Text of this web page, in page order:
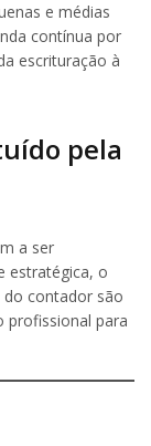
e médias
contínua por
escrituração à
pela
a ser
estratégica, o
do contador são
profissional para